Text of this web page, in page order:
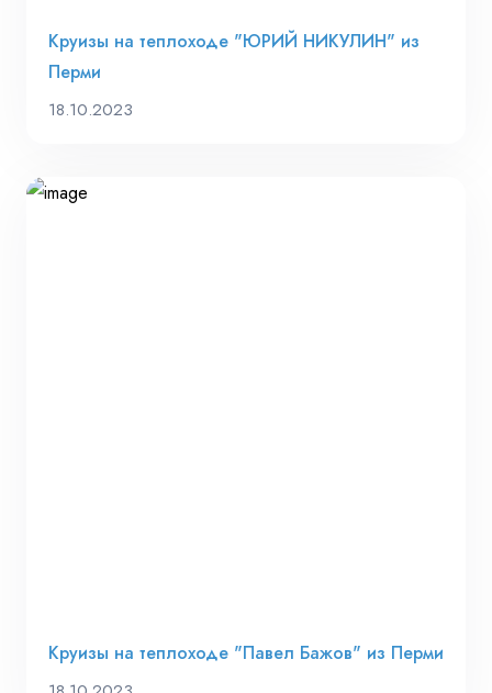
Круизы на теплоходе "ЮРИЙ НИКУЛИН" из
Перми
18.10.2023
Круизы на теплоходе "Павел Бажов" из Перми